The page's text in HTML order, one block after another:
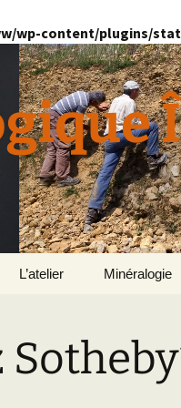
wp-content/plugins/
Bassin parisien
L’atelier Minéralogie
Pétrographie